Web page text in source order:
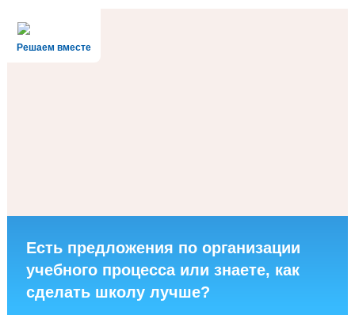
Решаем вместе
Есть предложения по организации
учебного процесса или знаете, как
сделать школу лучше?